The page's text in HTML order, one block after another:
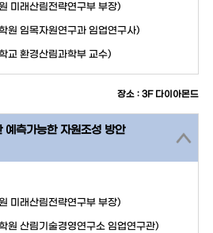
미래산림전략연구부 부장)
원 임목자원연구과 임업연구사)
교 환경산림과학부 교수)
장소 : 3F 다이아몬드
예측가능한 자원조성 방안
미래산림전략연구부 부장)
원 산림기술경영연구소 임업연구관)